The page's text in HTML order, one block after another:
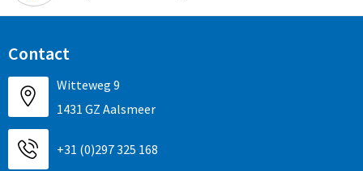
Contact
Witteweg 9
1431 GZ Aalsmeer
+31 (0)297 325 168